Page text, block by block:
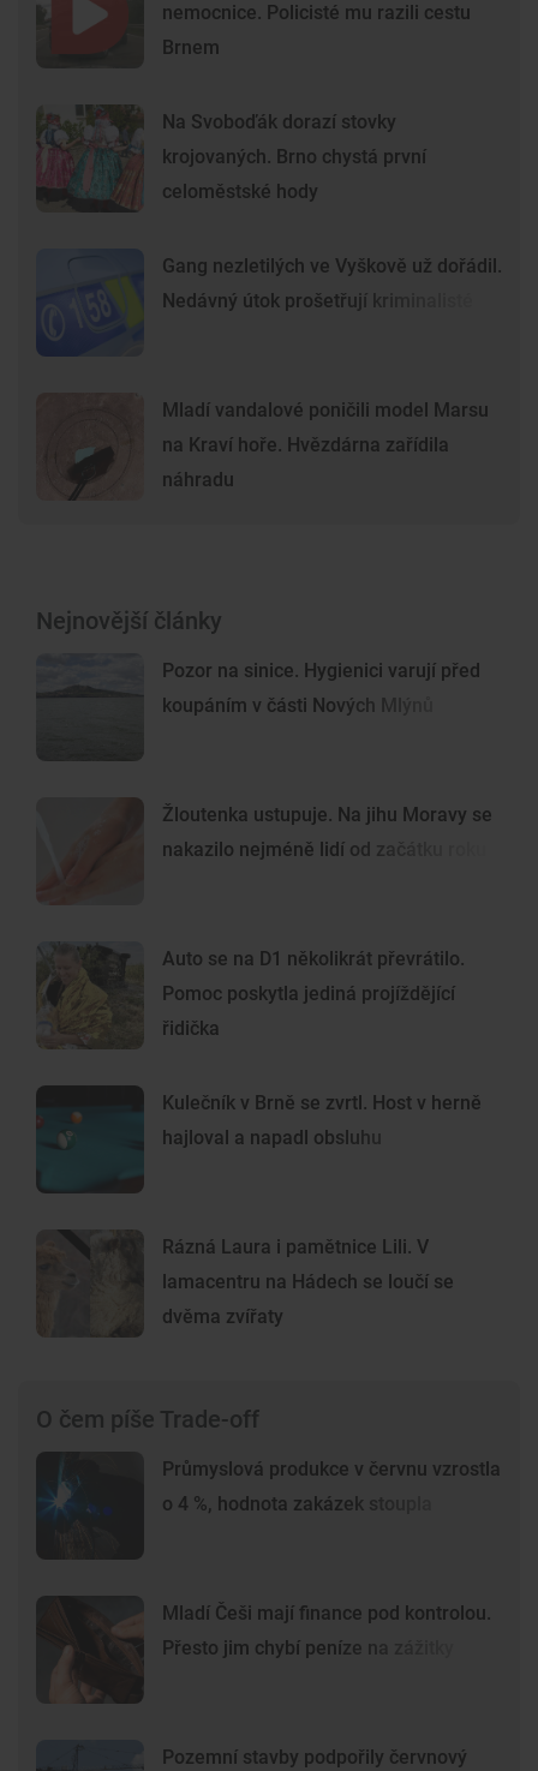
nemocnice. Policisté mu razili cestu
Brnem
Na Svoboďák dorazí stovky
krojovaných. Brno chystá první
celoměstské hody
Gang nezletilých ve Vyškově už dořádil.
Nedávný útok prošetřují kriminalisté
Mladí vandalové poničili model Marsu
na Kraví hoře. Hvězdárna zařídila
náhradu
Nejnovější články
Pozor na sinice. Hygienici varují před
koupáním v části Nových Mlýnů
Žloutenka ustupuje. Na jihu Moravy se
nakazilo nejméně lidí od začátku roku
Auto se na D1 několikrát převrátilo.
Pomoc poskytla jediná projíždějící
řidička
Kulečník v Brně se zvrtl. Host v herně
hajloval a napadl obsluhu
Rázná Laura i pamětnice Lili. V
lamacentru na Hádech se loučí se
dvěma zvířaty
O čem píše Trade-off
Průmyslová produkce v červnu vzrostla
o 4 %, hodnota zakázek stoupla
Mladí Češi mají finance pod kontrolou.
Přesto jim chybí peníze na zážitky
Pozemní stavby podpořily červnový